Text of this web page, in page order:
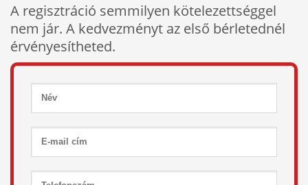
A regisztráció semmilyen kötelezettséggel
nem jár. A kedvezményt az első bérletednél
érvényesítheted.